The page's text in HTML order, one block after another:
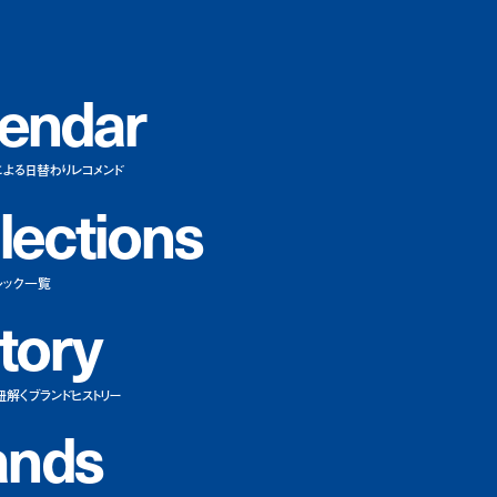
ndar
る日替わりレコメンド
ections
ック一覧
ory
くブランドヒストリー
nds